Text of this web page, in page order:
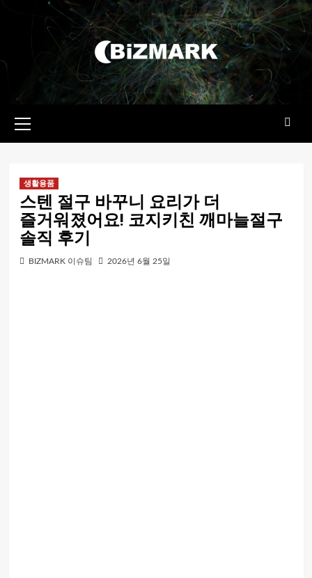
메뉴
생활용품
스텐 절구 바꾸니 요리가 더
즐거워졌어요! 코지키친 깨마늘절구
솔직 후기
BIZMARK 이슈팀 2026년 6월 25일